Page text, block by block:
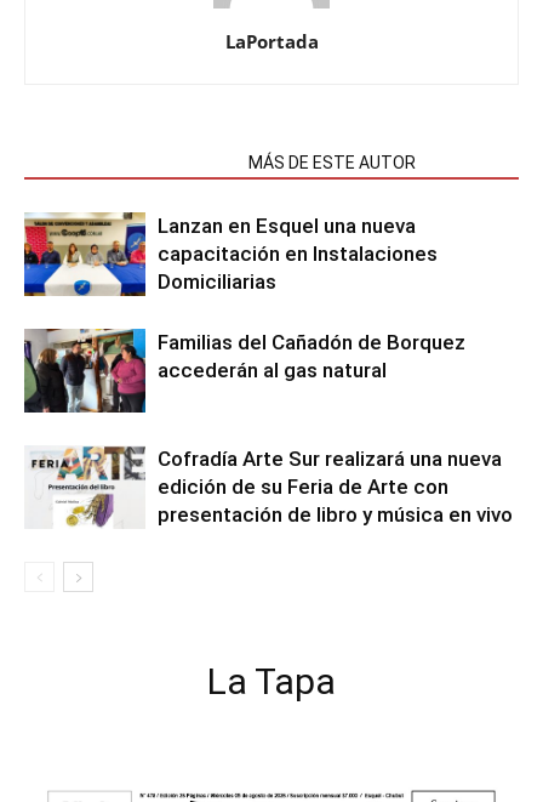
LaPortada
MÁS DE ESTE AUTOR
Lanzan en Esquel una nueva
capacitación en Instalaciones
Domiciliarias
Familias del Cañadón de Borquez
accederán al gas natural
Cofradía Arte Sur realizará una nueva
edición de su Feria de Arte con
presentación de libro y música en vivo
La Tapa